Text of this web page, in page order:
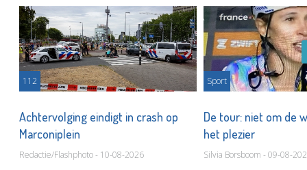
112
Achtervolging eindigt in crash op
Marconiplein
Redactie/Flashphoto - 10-08-2026
Sport
De tour: niet om de
het plezier
Silvia Borsboom - 09-08-